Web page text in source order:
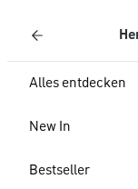
Alles entdecken
New In
Bestseller